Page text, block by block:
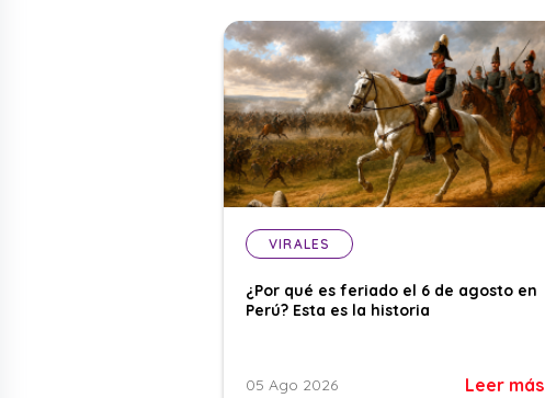
VIRALES
¿Por qué es feriado el 6 de agosto en
Perú? Esta es la historia
05 Ago 2026 Leer más